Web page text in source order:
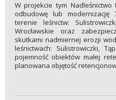
W projekcie tym
odbudowę lub modernizację
terenie leśnictw:
Wrocławskie oraz
skutkami nadmiernej erozji
leśnictwach: Sulistrowiczki,
pojemność obiektów małej
planowana objętość